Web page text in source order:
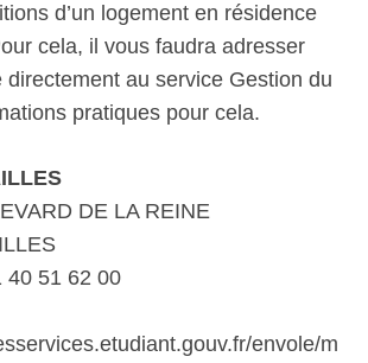
d’un logement en résidence
cela, il vous faudra adresser
directement au service Gestion du
pratiques pour cela.
DE LA REINE
40 51 62 00
envole/m